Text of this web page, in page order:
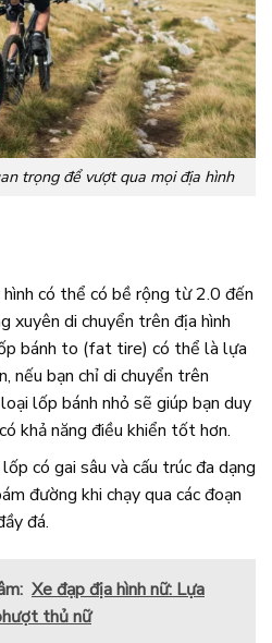
trọng để vượt qua mọi địa hình
có thể có bề rộng từ 2.0 đến
xuyên di chuyển trên địa hình
bánh to (fat tire) có thể là lựa
nếu bạn chỉ di chuyển trên
lốp bánh nhỏ sẽ giúp bạn duy
khả năng điều khiển tốt hơn.
có gai sâu và cấu trúc đa dạng
đường khi chạy qua các đoạn
đá.
Xe đạp địa hình nữ: Lựa
thủ nữ